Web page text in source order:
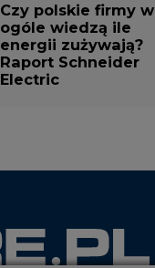
Czy polskie firmy w
ogóle wiedzą ile
energii zużywają?
Raport Schneider
Electric